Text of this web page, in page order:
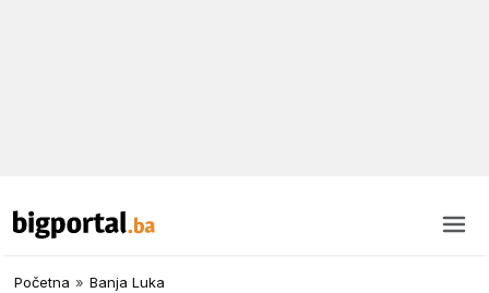
Početna » Banja Luka